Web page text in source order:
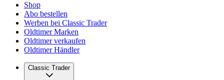
Shop
Abo bestellen
Werben bei Classic Trader
Oldtimer Marken
Oldtimer verkaufen
Oldtimer Händler
Classic Trader